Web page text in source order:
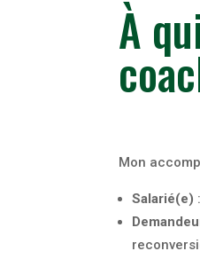
À
Mon
Salarié(e)